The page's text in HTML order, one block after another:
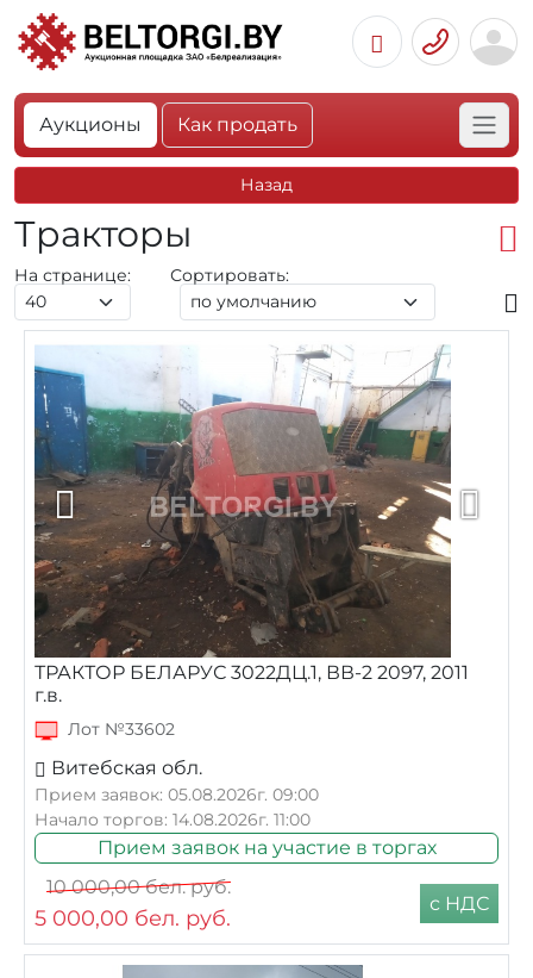
Аукционы Как продать
Назад
Тракторы
На странице: Сортировать:
ТРАКТОР БЕЛАРУС 3022ДЦ.1, ВВ-2 2097, 2011
г.в.
Лот №33602
Витебская обл.
Прием заявок: 05.08.2026г. 09:00
Начало торгов: 14.08.2026г. 11:00
Прием заявок на участие в торгах
10 000,00бел. руб.
5 000,00 бел. руб.
с НДС